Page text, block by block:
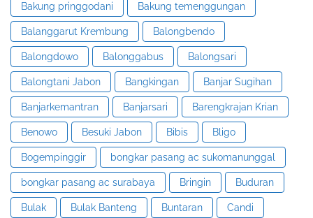
Bakung pringgodani Bakung temenggungan
Balanggarut Krembung Balongbendo
Balongdowo Balonggabus Balongsari
Balongtani Jabon Bangkingan Banjar Sugihan
Banjarkemantran Banjarsari Barengkrajan Krian
Benowo Besuki Jabon Bibis Bligo
Bogempinggir bongkar pasang ac sukomanunggal
bongkar pasang ac surabaya Bringin Buduran
Bulak Bulak Banteng Buntaran Candi